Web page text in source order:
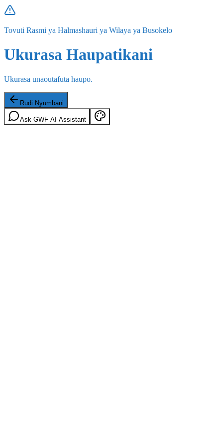
Tovuti Rasmi ya Halmashauri ya Wilaya ya Busokelo
Ukurasa Haupatikani
Ukurasa unaoutafuta haupo.
Rudi Nyumbani
Ask GWF AI Assistant